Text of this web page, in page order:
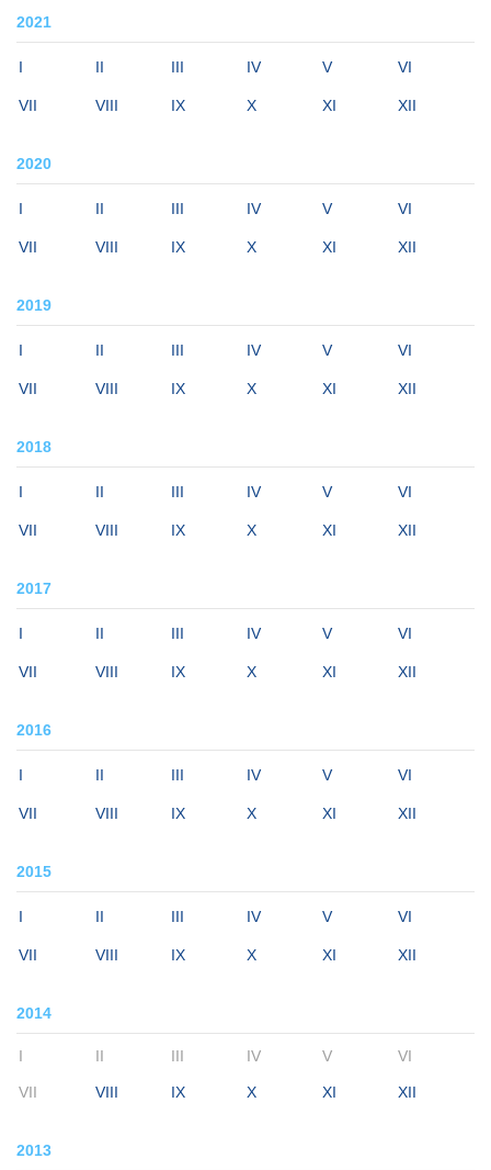
2021
I II III IV V VI
VII VIII IX X XI XII
2020
I II III IV V VI
VII VIII IX X XI XII
2019
I II III IV V VI
VII VIII IX X XI XII
2018
I II III IV V VI
VII VIII IX X XI XII
2017
I II III IV V VI
VII VIII IX X XI XII
2016
I II III IV V VI
VII VIII IX X XI XII
2015
I II III IV V VI
VII VIII IX X XI XII
2014
I II III IV V VI
VII VIII IX X XI XII
2013